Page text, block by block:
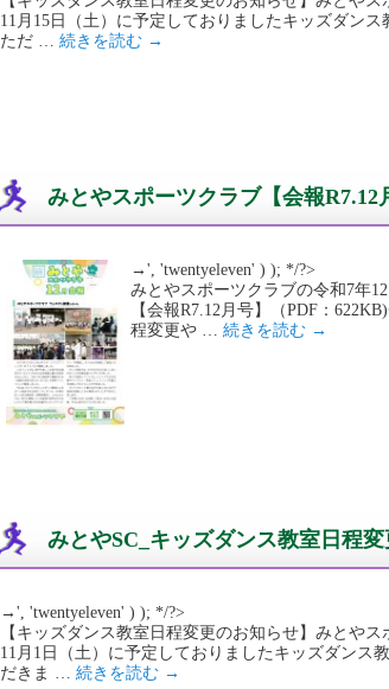
11月15日（土）に予定しておりましたキッズダン
ただ … 続きを読む →
みとやスポーツクラブ【会報R7.12
→', 'twentyeleven' ) ); */?>
みとやスポーツクラブの令和7年
【会報R7.12月号】（PDF：
程変更や … 続きを読む →
みとやSC_キッズダンス教室日程
→', 'twentyeleven' ) ); */?>
【キッズダンス教室日程変更のお知らせ】みとや
11月1日（土）に予定しておりましたキッズダンス
だきま … 続きを読む →